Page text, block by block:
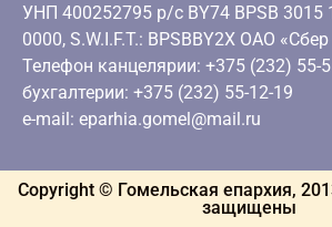
УНП 400252795 р/с BY74 BPSB 3015
0000, S.W.I.F.T.: BPSBBY2X ОАО
Телефон канцелярии: +375 (232) 55-
бухгалтерии: +375 (232) 55-12-19
e-mail: eparhia.gomel@mail.ru
Copyright © Гомельская епархия,
защищены